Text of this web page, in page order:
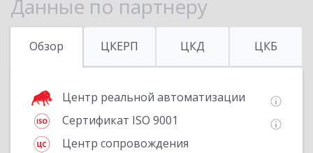
Данные по партнеру
Обзор ЦКЕРП ЦКД ЦКБ
Центр реальной автоматизации
Сертификат ISO 9001
Центр сопровождения